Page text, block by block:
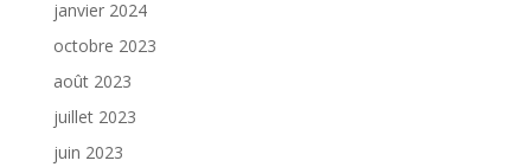
janvier 2024
octobre 2023
août 2023
juillet 2023
juin 2023